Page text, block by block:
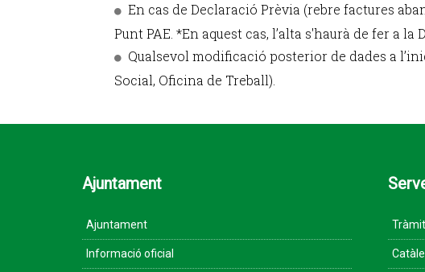
En cas de Declaració Prèvia (rebre factures
Punt PAE. *En aquest cas, l’alta s'haurà de fer a la
Qualsevol modificació posterior de dades a
Social, Oficina de Treball).
Ajuntament
Ajuntament
Informació oficial